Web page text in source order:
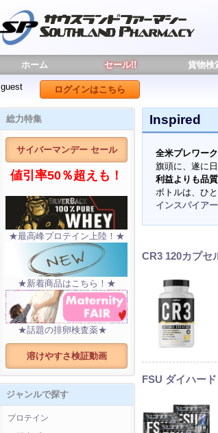
ホーム セール!! 貨物検
guest ログインはこちら
総力特集
サイバーマンデー セール
値引率50％超えも！
★最高峰プロテイン上陸！★
★新着商品はこちら！★
★話題の排卵検査薬★
溶けやすさ検証動画
ジャンルで探す
プロテイン
Inspired
全米プレワー
旗頭に、遂に
利益よりも品質
ボトルは、ひ
インスパイア
CR3 120カプセ
FSU ダイハー